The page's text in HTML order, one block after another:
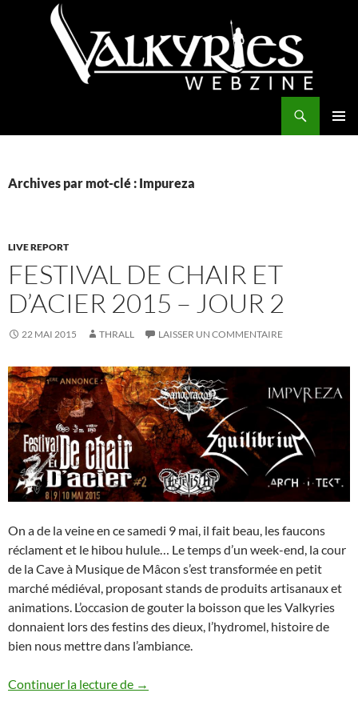
Archives par mot-clé : Impureza
LIVE REPORT
FESTIVAL DE CHAIR ET
D’ACIER 2015 – JOUR 2
22 MAI 2015 THRALL LAISSER UN COMMENTAIRE
On a de la veine en ce samedi 9 mai, il fait beau, les faucons
réclament et le hibou hulule… Le temps d’un week-end, la cour
de la Cave à Musique de Mâcon s’est transformée en petit
marché médiéval, proposant stands de produits artisanaux et
animations. L’occasion de gouter la boisson que les Valkyries
donnaient lors des festins des dieux, l’hydromel, histoire de
bien nous mettre dans l’ambiance.
Continuer la lecture de Festival de Chair et d’Acier 2015 – Jour 2
→